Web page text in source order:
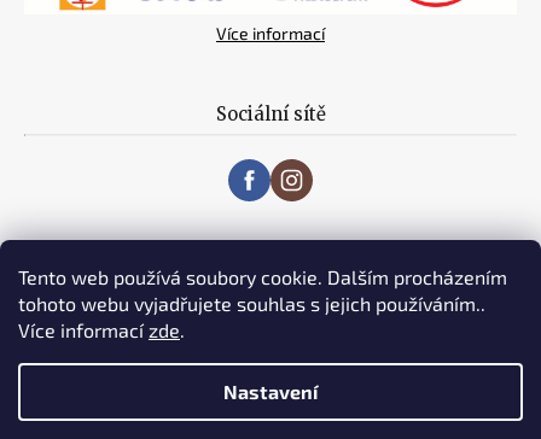
Tento web používá soubory cookie. Dalším procházením
tohoto webu vyjadřujete souhlas s jejich používáním..
Více informacízde.
Nastavení
Více informací
Sociální sítě
Copyright 2019 MASO V + W s.r.o. Všechna práva vyhrazena. |